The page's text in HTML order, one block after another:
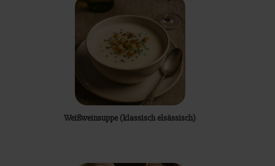
Weißweinsuppe (klassisch elsässisch)